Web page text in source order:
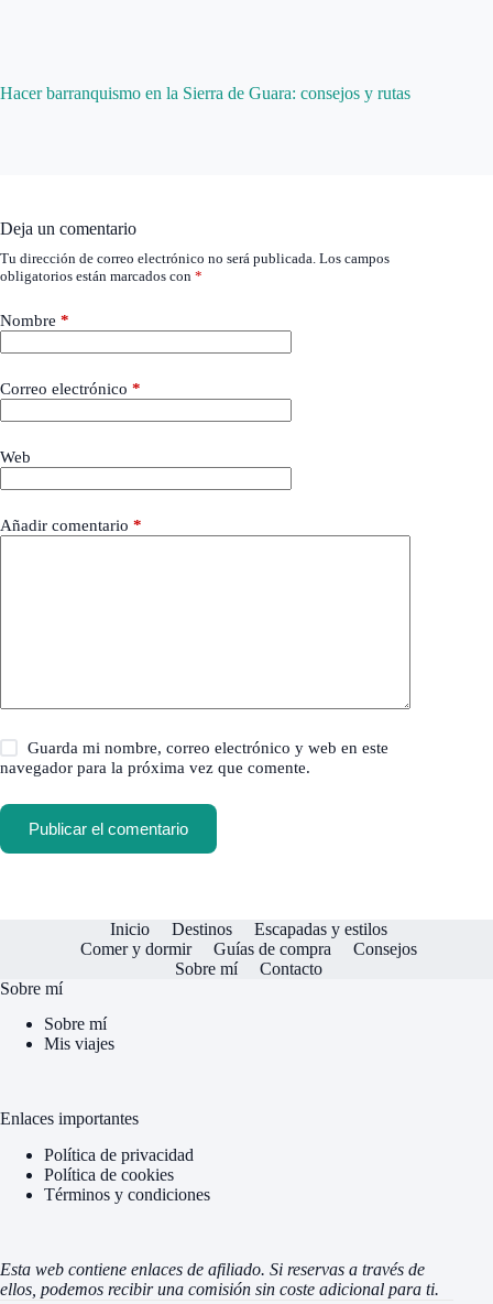
Hacer barranquismo en la Sierra de Guara: consejos y rutas
Deja un comentario
Tu dirección de correo electrónico no será publicada. Los campos
obligatorios están marcados con *
Nombre *
Correo electrónico *
Web
Añadir comentario *
Guarda mi nombre, correo electrónico y web en este
navegador para la próxima vez que comente.
Publicar el comentario
Inicio Destinos
Escapadas y estilos
Comer y dormir
Guías de compra
Consejos
Sobre mí
Contacto
Sobre mí
Sobre mí
Mis viajes
Enlaces importantes
Política de privacidad
Política de cookies
Términos y condiciones
Esta web contiene enlaces de afiliado. Si reservas a través de
ellos, podemos recibir una comisión sin coste adicional para ti.